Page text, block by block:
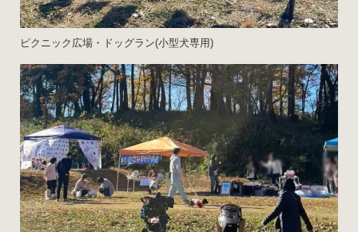
ピクニック広場・ドッグラン(小型犬専用)